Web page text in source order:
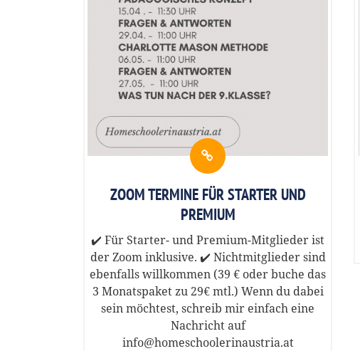
ZOOM TERMINE FÜR STARTER UND
PREMIUM
✔️ Für Starter- und Premium-Mitglieder ist
der Zoom inklusive. ✔️ Nichtmitglieder sind
ebenfalls willkommen (39 € oder buche das
3 Monatspaket zu 29€ mtl.) Wenn du dabei
sein möchtest, schreib mir einfach eine
Nachricht auf
info@homeschoolerinaustria.at